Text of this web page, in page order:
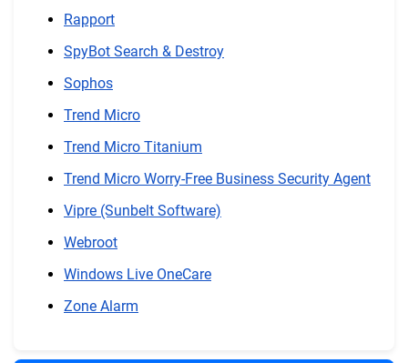
Rapport
SpyBot Search & Destroy
Sophos
Trend Micro
Trend Micro Titanium
Trend Micro Worry-Free Business Security Agent
Vipre (Sunbelt Software)
Webroot
Windows Live OneCare
Zone Alarm